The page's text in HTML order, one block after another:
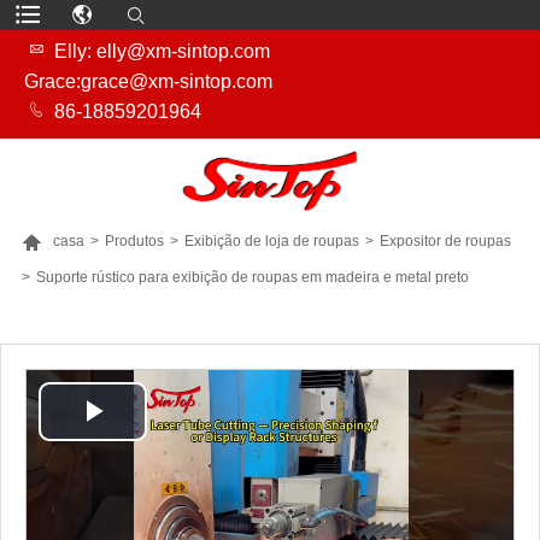

Elly: elly@xm-sintop.com
Grace:grace@xm-sintop.com
 86-18859201964
 casa > Produtos > Exibição de loja de roupas > Expositor de roupas
> Suporte rústico para exibição de roupas em madeira e metal preto
Play
Video